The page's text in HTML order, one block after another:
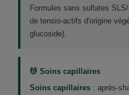
Formules sans sulfates
de tensio-actifs d'origine
glucoside).
💆 Soins capillaires
Soins capillaires : après-